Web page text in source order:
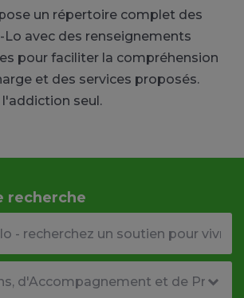
un répertoire complet des
Lo avec des renseignements
pour faciliter la compréhension
et des services proposés.
seul.
recherche